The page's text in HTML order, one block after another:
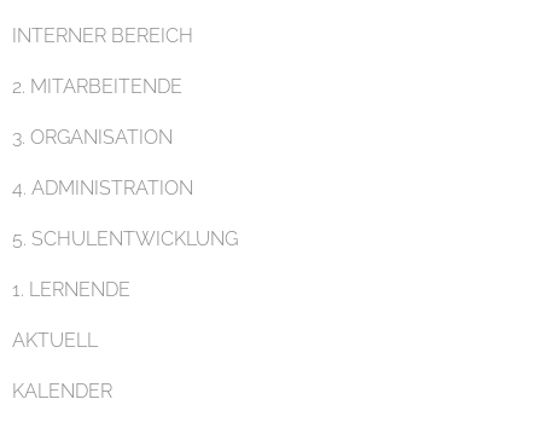
Unterricht
INTERNER BEREICH
2. MITARBEITENDE
3. ORGANISATION
4. ADMINISTRATION
5. SCHULENTWICKLUNG
1. LERNENDE
AKTUELL
KALENDER